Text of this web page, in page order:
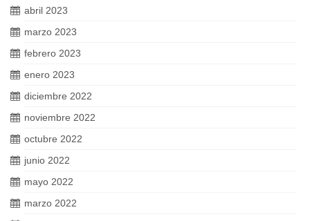
abril 2023
marzo 2023
febrero 2023
enero 2023
diciembre 2022
noviembre 2022
octubre 2022
junio 2022
mayo 2022
marzo 2022